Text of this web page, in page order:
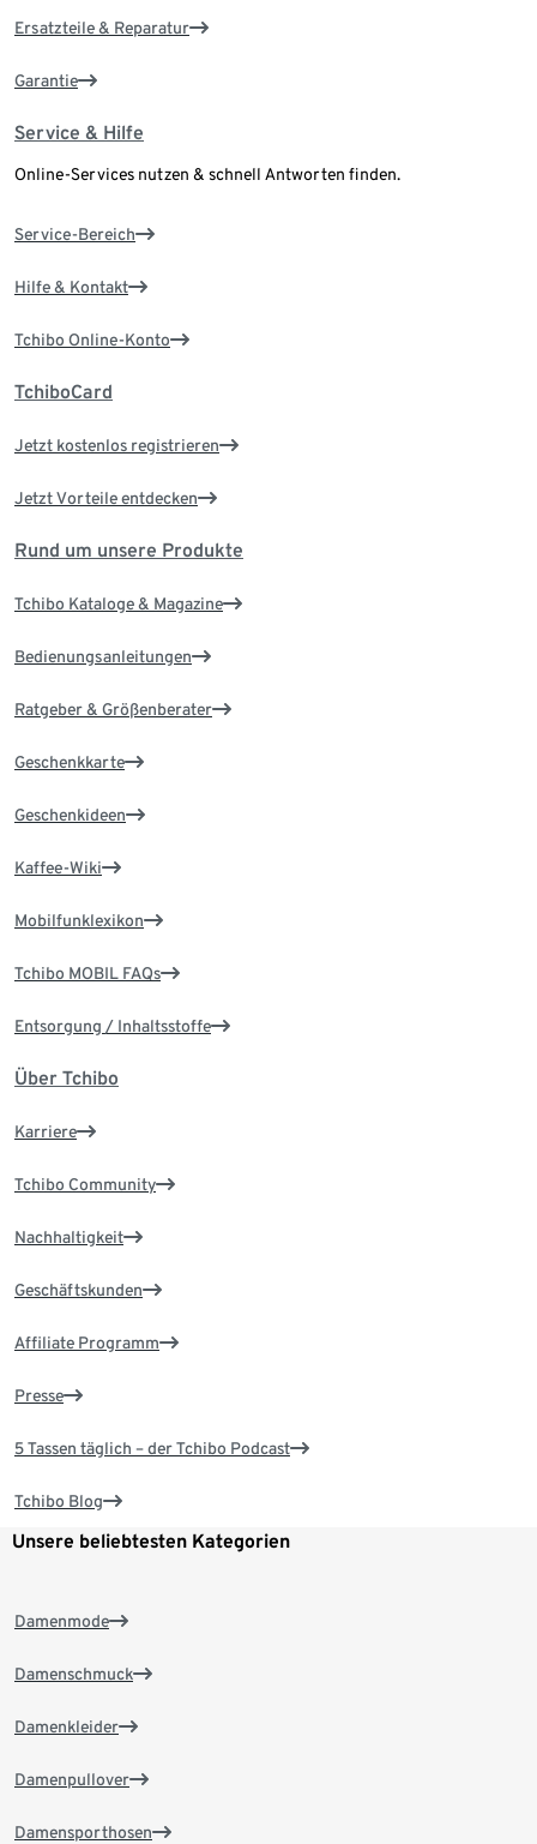
Ersatzteile & Reparatur
Garantie
Service & Hilfe
Online-Services nutzen & schnell Antworten finden.
Service-Bereich
Hilfe & Kontakt
Tchibo Online-Konto
TchiboCard
Jetzt kostenlos registrieren
Jetzt Vorteile entdecken
Rund um unsere Produkte
Tchibo Kataloge & Magazine
Bedienungsanleitungen
Ratgeber & Größenberater
Geschenkkarte
Geschenkideen
Kaffee-Wiki
Mobilfunklexikon
Tchibo MOBIL FAQs
Entsorgung / Inhaltsstoffe
Über Tchibo
Karriere
Tchibo Community
Nachhaltigkeit
Geschäftskunden
Affiliate Programm
Presse
5 Tassen täglich – der Tchibo Podcast
Tchibo Blog
Unsere beliebtesten Kategorien
Damenmode
Damenschmuck
Damenkleider
Damenpullover
Damensporthosen